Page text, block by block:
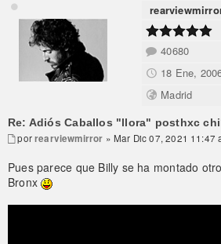
40680
18 Ene,
Madrid
Re: Adiós Caballos "llora" posthxc
porrearviewmirror » Mar Dic 07, 2021 11:47
Pues parece que Billy se ha montado
Bronx